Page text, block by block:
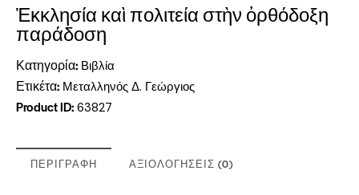
Ἐκκλησία καὶ πολιτεία στὴν ὀρθόδοξη
παράδοση
Κατηγορία: Βιβλία
Ετικέτα: Μεταλληνός Δ. Γεώργιος
Product ID: 63827
ΠΕΡΙΓΡΑΦΉ ΑΞΙΟΛΟΓΉΣΕΙΣ (0)